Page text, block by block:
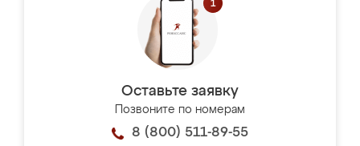
Оставьте заявку
Позвоните по номерам
8 (800) 511-89-55